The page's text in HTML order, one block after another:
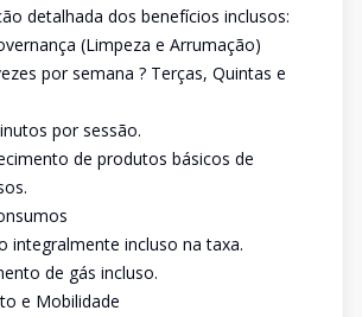
detalhada dos benefícios inclusos:
(Limpeza e Arrumação)
por semana ? Terças, Quintas e
por sessão.
de produtos básicos de
integralmente incluso na taxa.
de gás incluso.
e Mobilidade